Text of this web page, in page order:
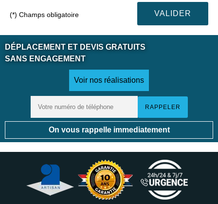
(*) Champs obligatoire
DÉPLACEMENT ET DEVIS GRATUITS
SANS ENGAGEMENT
Voir nos réalisations
On vous rappelle immediatement